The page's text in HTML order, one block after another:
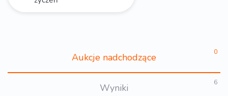
Aukcje nadchodzące 0
Wyniki 6